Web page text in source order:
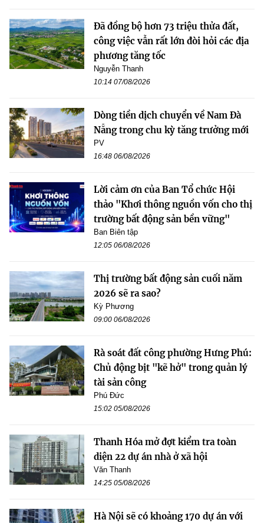
Đã đồng bộ hơn 73 triệu thửa đất,
công việc vẫn rất lớn đòi hỏi các địa
phương tăng tốc
Nguyễn Thanh
10:14 07/08/2026
Dòng tiền dịch chuyển về Nam Đà
Nẵng trong chu kỳ tăng trưởng mới
PV
16:48 06/08/2026
Lời cảm ơn của Ban Tổ chức Hội
thảo "Khơi thông nguồn vốn cho thị
trường bất động sản bền vững"
Ban Biên tập
12:05 06/08/2026
Thị trường bất động sản cuối năm
2026 sẽ ra sao?
Kỳ Phương
09:00 06/08/2026
Rà soát đất công phường Hưng Phú:
Chủ động bịt "kẽ hở" trong quản lý
tài sản công
Phú Đức
15:02 05/08/2026
Thanh Hóa mở đợt kiểm tra toàn
diện 22 dự án nhà ở xã hội
Văn Thanh
14:25 05/08/2026
Hà Nội sẽ có khoảng 170 dự án với